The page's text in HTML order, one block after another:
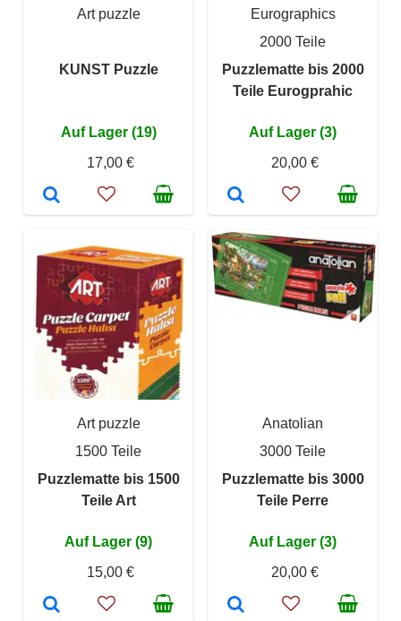
Art puzzle
KUNST Puzzle
Auf Lager (19)
17,00 €
Eurographics
2000 Teile
Puzzlematte bis 2000
Teile Eurogprahic
Auf Lager (3)
20,00 €
Art puzzle
1500 Teile
Puzzlematte bis 1500
Teile Art
Auf Lager (9)
15,00 €
Anatolian
3000 Teile
Puzzlematte bis 3000
Teile Perre
Auf Lager (3)
20,00 €